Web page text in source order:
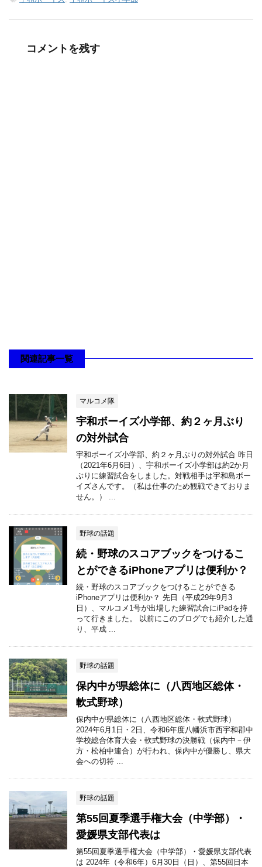
コメントを残す
関連記事一覧
マルコメ隊
宇和ボーイズ小学部、約２ヶ月ぶり
の対外試合
宇和ボーイズ小学部、約２ヶ月ぶりの対外試合 昨日
（2021年6月6日）、宇和ボーイズ小学部は約2か月
ぶりに練習試合をしました。対戦相手は宇和島ボー
イズさんです。（私は仕事のため観戦できておりま
せん。） ...
野球の話題
続・野球のスコアブックをつけるこ
とができるiPhoneアプリは便利か？
続・野球のスコアブックをつけることができる
iPhoneアプリは便利か？ 先日（平成29年9月3
日）、マルコメ1号が出場した練習試合にiPadを持
って行きました。 以前にこのブログでも紹介した通
り、平成 ...
野球の話題
保内中が県総体に（八西地区総体・
軟式野球）
保内中が県総体に（八西地区総体・軟式野球）
2024年6月1日・2日、令和6年度八幡浜市西宇和郡中
学校総合体育大会・軟式野球の決勝戦（保内中－伊
方・松柏中連合）が行われ、保内中が優勝し、県大
会への切符 ...
野球の話題
第55回夏季選手権大会（中学部）・
愛媛県支部代表は
第55回夏季選手権大会（中学部）・愛媛県支部代表
は 2024年（令和6年）6月30日（日）、第55回日本